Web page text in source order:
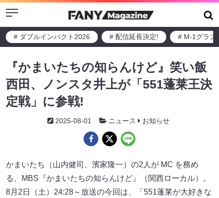
Menu
# ダブルインパクト2026 # 配信延長決定! # M-1グラン
『かまいたちの知らんけど』笑い飯
西田、ノンスタ井上が「551蓬莱王決
定戦」に参戦!
2025-08-01 ニュース お知らせ
かまいたち（山内健司、濱家隆一）の2人が MC を務め
る、MBS『かまいたちの知らんけど』（関西ローカル）。
8月2日（土）24:28～放送の今回は、「551蓬莱が大好きな